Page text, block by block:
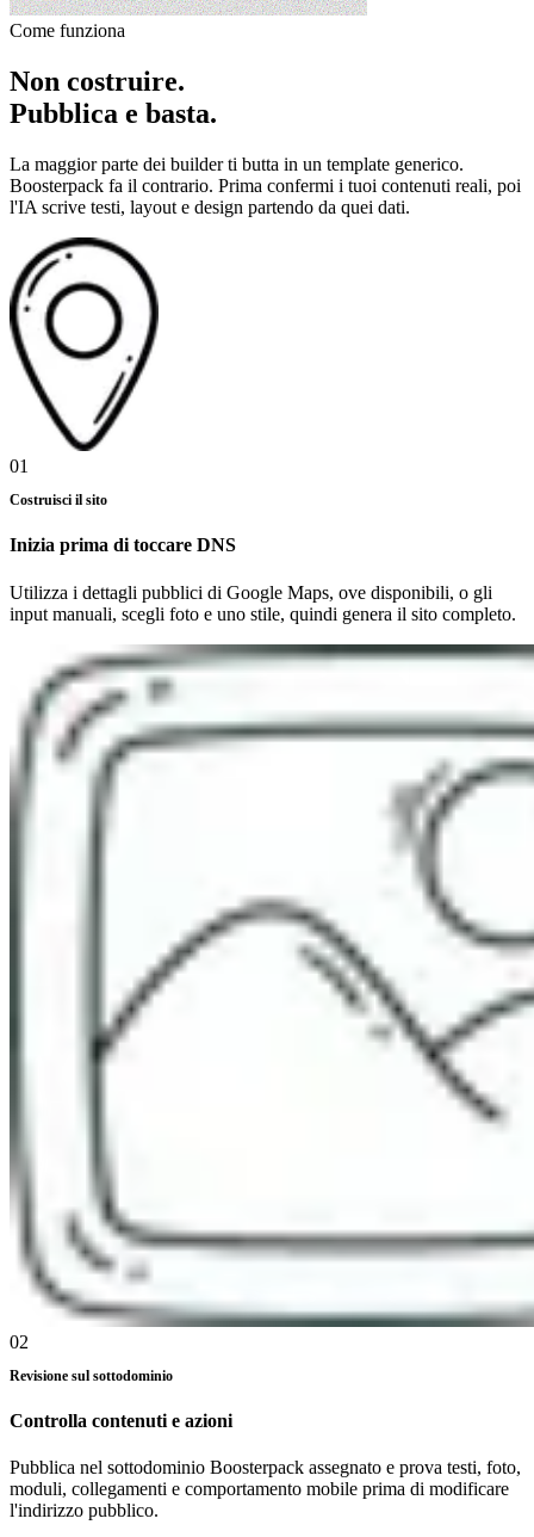
Come funziona
Non costruire.
Pubblica e basta.
La maggior parte dei builder ti butta in un template generico.
Boosterpack fa il contrario. Prima confermi i tuoi contenuti reali, poi
l'IA scrive testi, layout e design partendo da quei dati.
01
Costruisci il sito
Inizia prima di toccare DNS
Utilizza i dettagli pubblici di Google Maps, ove disponibili, o gli
input manuali, scegli foto e uno stile, quindi genera il sito completo.
02
Revisione sul sottodominio
Controlla contenuti e azioni
Pubblica nel sottodominio Boosterpack assegnato e prova testi, foto,
moduli, collegamenti e comportamento mobile prima di modificare
l'indirizzo pubblico.